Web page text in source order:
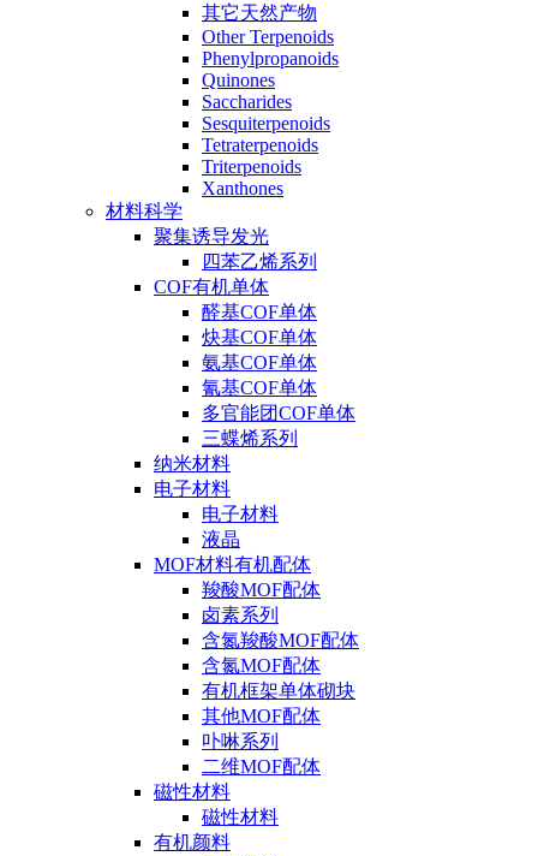
其它天然产物
Other Terpenoids
Phenylpropanoids
Quinones
Saccharides
Sesquiterpenoids
Tetraterpenoids
Triterpenoids
Xanthones
材料科学
聚集诱导发光
四苯乙烯系列
COF有机单体
醛基COF单体
炔基COF单体
氨基COF单体
氰基COF单体
多官能团COF单体
三蝶烯系列
纳米材料
电子材料
电子材料
液晶
MOF材料有机配体
羧酸MOF配体
卤素系列
含氮羧酸MOF配体
含氮MOF配体
有机框架单体砌块
其他MOF配体
卟啉系列
二维MOF配体
磁性材料
磁性材料
有机颜料